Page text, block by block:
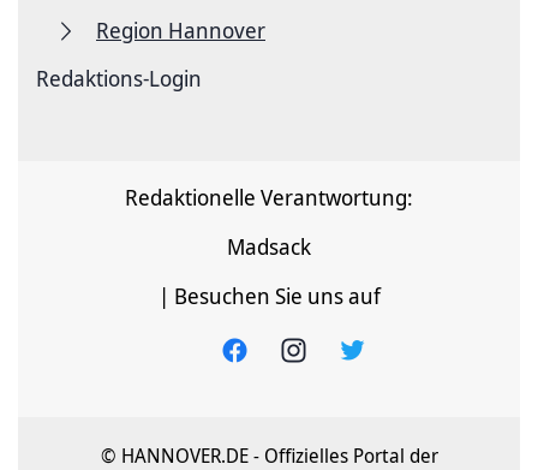
Region Hannover
Redaktions-Login
Redaktionelle Verantwortung:
Madsack
| Besuchen Sie uns auf
© HANNOVER.DE - Offizielles Portal der